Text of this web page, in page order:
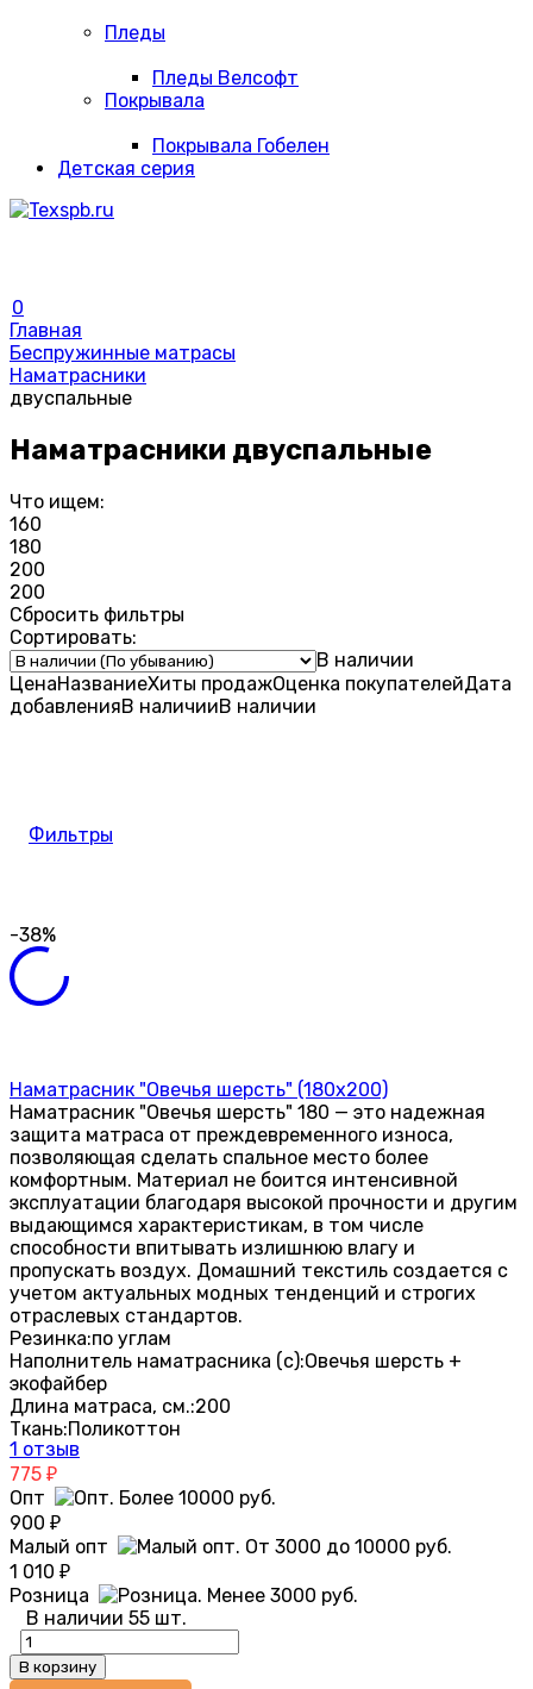
Пледы
Пледы Велсофт
Покрывала
Покрывала Гобелен
Детская серия
0
Главная
Беспружинные матрасы
Наматрасники
двуспальные
Наматрасники двуспальные
Что ищем:
160
180
200
200
Сбросить фильтры
Сортировать:
В наличии
ЦенаНазваниеХиты продажОценка покупателейДата
добавленияВ наличииВ наличии
Фильтры
-38%
Наматрасник "Овечья шерсть" (180х200)
Наматрасник "Овечья шерсть" 180 — это надежная
защита матраса от преждевременного износа,
позволяющая сделать спальное место более
комфортным. Материал не боится интенсивной
эксплуатации благодаря высокой прочности и другим
выдающимся характеристикам, в том числе
способности впитывать излишнюю влагу и
пропускать воздух. Домашний текстиль создается с
учетом актуальных модных тенденций и строгих
отраслевых стандартов.
Резинка:по углам
Наполнитель наматрасника (с):Овечья шерсть +
экофайбер
Длина матраса, см.:200
Ткань:Поликоттон
1 отзыв
775 ₽
Опт
900 ₽
Малый опт
1 010 ₽
Розница
В наличии 55 шт.
В корзину